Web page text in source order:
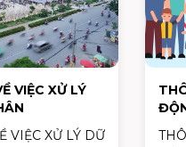
VIỆC XỬ LÝ
VIỆC XỬ LÝ DỮ